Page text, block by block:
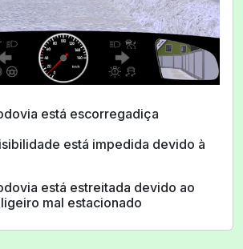
está escorregadiça
está impedida devido à
está estreitada devido ao
mal estacionado